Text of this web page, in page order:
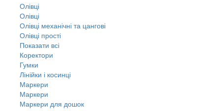
Олівці
Олівці
Олівці механічні та цангові
Олівці прості
Показати всі
Коректори
Гумки
Лінійки і косинці
Маркери
Маркери
Маркери для дошок